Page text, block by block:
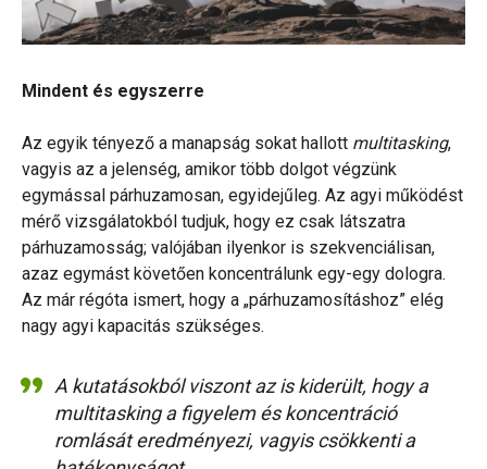
Mindent és egyszerre
Az egyik tényező a manapság sokat hallott multitasking,
vagyis az a jelenség, amikor több dolgot végzünk
egymással párhuzamosan, egyidejűleg. Az agyi működést
mérő vizsgálatokból tudjuk, hogy ez csak látszatra
párhuzamosság; valójában ilyenkor is szekvenciálisan,
azaz egymást követően koncentrálunk egy-egy dologra.
Az már régóta ismert, hogy a „párhuzamosításhoz” elég
nagy agyi kapacitás szükséges.
A kutatásokból viszont az is kiderült, hogy a
multitaskinga figyelem és koncentráció
romlását eredményezi, vagyis csökkenti a